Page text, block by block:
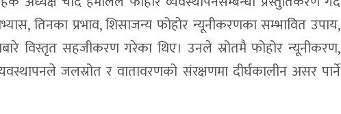
तिनका प्रभाव, शिसाजन्य फोहोर न्यूनीकरणका सम्भावित उपाय,
विस्तृत सहजीकरण गरेका थिए। उनले स्रोतमै फोहोर न्यूनीकरण,
जलस्रोत र वातावरणको संरक्षणमा दीर्घकालीन असर पार्ने